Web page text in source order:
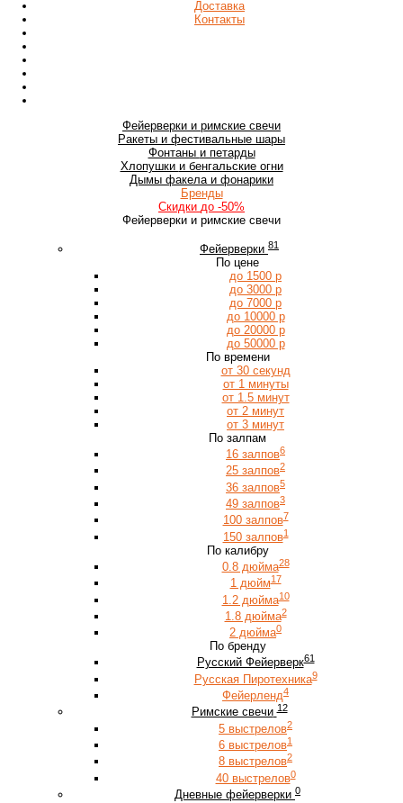
Доставка
Контакты
Фейерверки и римские свечи
Ракеты и фестивальные шары
Фонтаны и петарды
Хлопушки и бенгальские огни
Дымы факела и фонарики
Бренды
Скидки до -50%
Фейерверки и римские свечи
Фейерверки 81
По цене
до 1500 р
до 3000 р
до 7000 р
до 10000 р
до 20000 р
до 50000 р
По времени
от 30 секунд
от 1 минуты
от 1.5 минут
от 2 минут
от 3 минут
По залпам
16 залпов6
25 залпов2
36 залпов5
49 залпов3
100 залпов7
150 залпов1
По калибру
0.8 дюйма28
1 дюйм17
1.2 дюйма10
1.8 дюйма2
2 дюйма0
По бренду
Русский Фейерверк61
Русская Пиротехника9
Фейерленд4
Римские свечи 12
5 выстрелов2
6 выстрелов1
8 выстрелов2
40 выстрелов0
Дневные фейерверки 0